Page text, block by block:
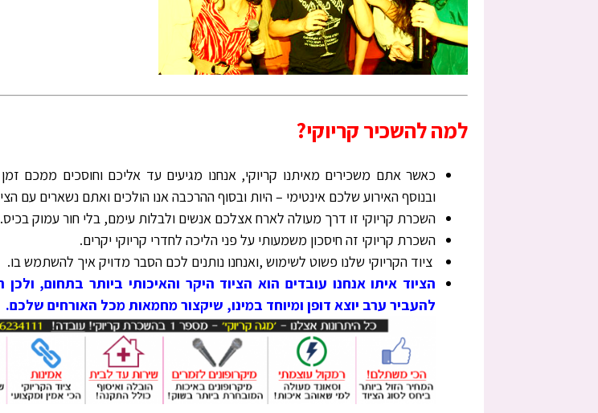
למה להשכיר קריוקי?
כאשר אתם משכירים מאיתנו קריוקי, אנחנו מגיעים עד אליכם וחוסכים ממכם
ובנוסף האירוע שלכם אינטימי – היות ובסוף ההרכבה אנו הולכים ואתם נשארים עם
השכרת קריוקי זו דרך מעולה לארח אצלכם אנשים ולבלות עימם, בלי חור עמוק בכיס.
השכרת קריוקי זה חיסכון משמעותי על פני הליכה לחדרי קריוקי יקרים.
ציוד הקריוקי שלנו פשוט לשימוש ,ואנחנו נותנים לכם הסבר מדויק איך להשתמש בו.
הציוד איתו אנחנו עובדים הוא הציוד היקר והאיכותי ביותר בתחום, ולכן
להעביר ערב יוצא דופן ומיוחד במינו, שיקצור מחמאות מכל האורחים שלכם.